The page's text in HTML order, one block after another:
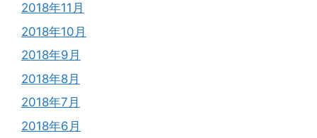
2018年11月
2018年10月
2018年9月
2018年8月
2018年7月
2018年6月